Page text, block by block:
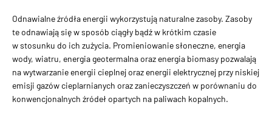
Odnawialne źródła energii wykorzystują naturalne zasoby. Zasoby
te odnawiają się w sposób ciągły bądź w krótkim czasie
w stosunku do ich zużycia. Promieniowanie słoneczne, energia
wody, wiatru, energia geotermalna oraz energia biomasy pozwalają
na wytwarzanie energii cieplnej oraz energii elektrycznej przy niskiej
emisji gazów cieplarnianych oraz zanieczyszczeń w porównaniu do
konwencjonalnych źródeł opartych na paliwach kopalnych.